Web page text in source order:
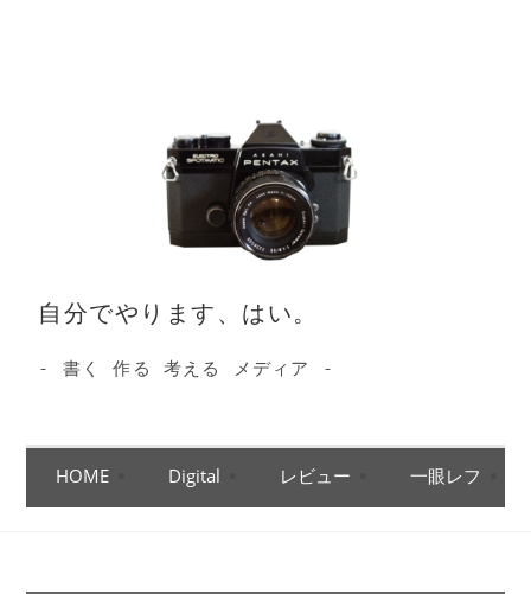
自分でやります、はい。
- 書く 作る 考える メディア -
HOME Digital レビュー 一眼レフ